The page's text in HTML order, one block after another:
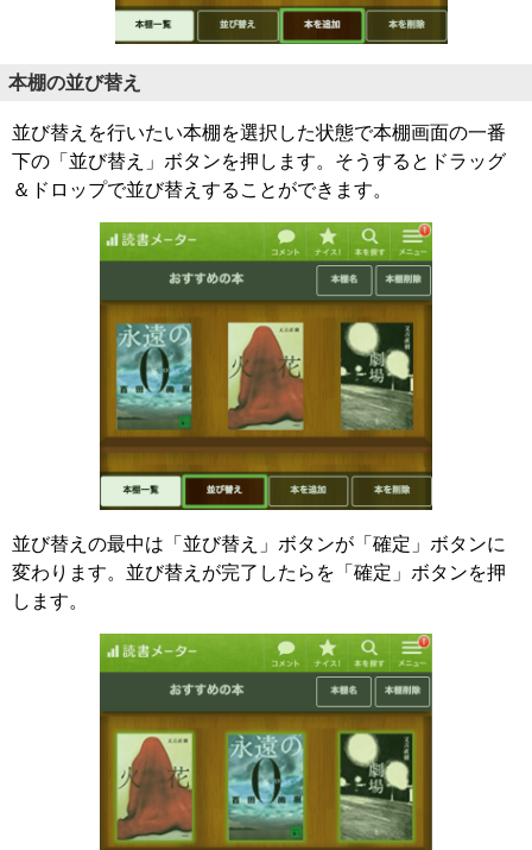
本棚の並び替え
並び替えを行いたい本棚を選択した状態で本棚画面の一番
下の「並び替え」ボタンを押します。そうするとドラッグ
＆ドロップで並び替えすることができます。
並び替えの最中は「並び替え」ボタンが「確定」ボタンに
変わります。並び替えが完了したらを「確定」ボタンを押
します。